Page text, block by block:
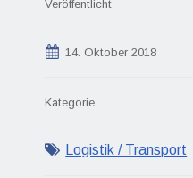
Veröffentlicht
14. Oktober 2018
Kategorie
Logistik / Transport